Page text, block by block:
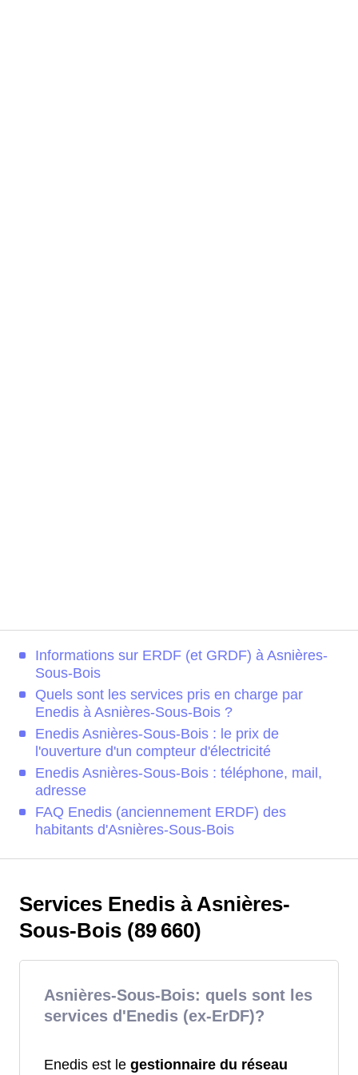
Informations sur ERDF (et GRDF) à Asnières-
Sous-Bois
Quels sont les services pris en charge par
Enedis à Asnières-Sous-Bois ?
Enedis Asnières-Sous-Bois : le prix de
l'ouverture d'un compteur d'électricité
Enedis Asnières-Sous-Bois : téléphone, mail,
adresse
FAQ Enedis (anciennement ERDF) des
habitants d'Asnières-Sous-Bois
Services Enedis à Asnières-
Sous-Bois (89 660)
Asnières-Sous-Bois: quels sont les
services d'Enedis (ex-ErDF)?
Enedis est le gestionnaire du réseau